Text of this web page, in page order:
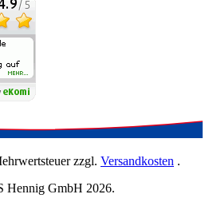
zzgl. Versandkosten .
Hennig GmbH 2026.